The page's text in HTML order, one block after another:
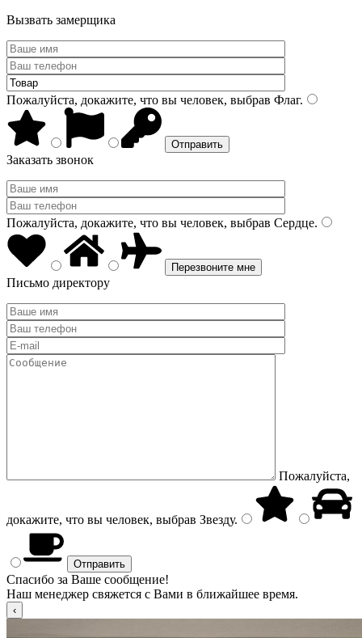
Вызвать замерщика
Пожалуйста, докажите, что вы человек, выбрав Флаг.
Заказать звонок
Пожалуйста, докажите, что вы человек, выбрав Сердце.
Письмо директору
Пожалуйста,
докажите, что вы человек, выбрав Звезду.
Спасибо за Ваше сообщение!
Наш менеджер свяжется с Вами в ближайшее время.